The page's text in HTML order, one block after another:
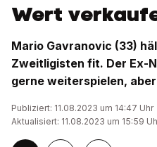
Wert
Mario Gavranovic (33)
Zweitligisten fit. Der Ex-
gerne weiterspielen,
Publiziert: 11.08.2023 um 14:47 Uhr
Aktualisiert: 11.08.2023 um 15:59